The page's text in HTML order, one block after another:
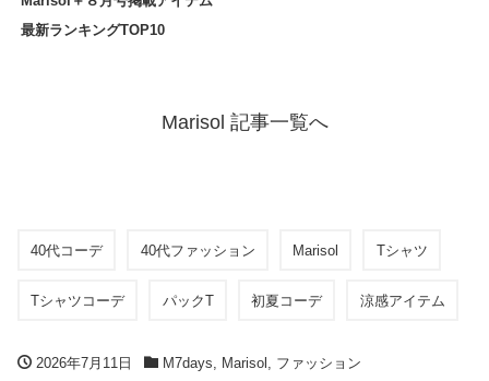
最新ランキングTOP10
Marisol 記事一覧へ
40代コーデ 40代ファッション Marisol Tシャツ
Tシャツコーデ パックT 初夏コーデ 涼感アイテム
2026年7月11日 M7days, Marisol , ファッション